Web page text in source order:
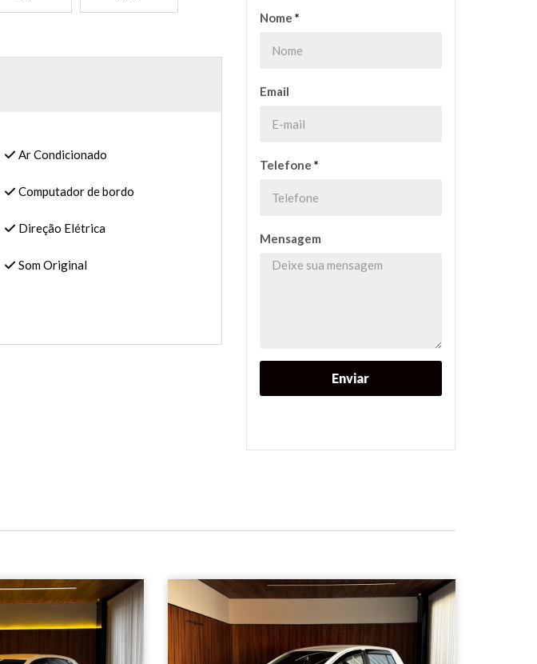
Ar Condicionado
Computador de bordo
Direção Elétrica
Som Original
Nome *
Email
Telefone *
Mensagem